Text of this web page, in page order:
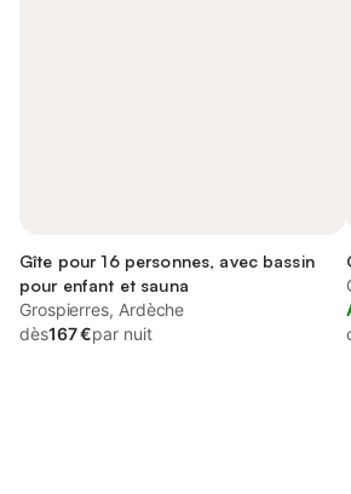
Gîte pour 16 personnes, avec bassin
pour enfant et sauna
Grospierres, Ardèche
dès167 €par nuit